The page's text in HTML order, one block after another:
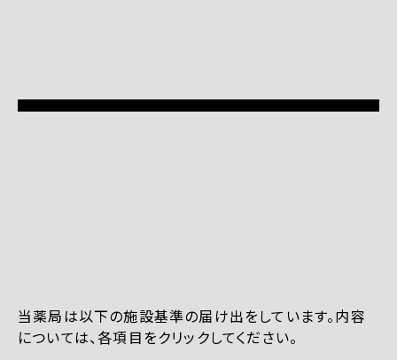
当薬局は以下の施設基準の届け出をしています。内容
については、各項目をクリックしてください。